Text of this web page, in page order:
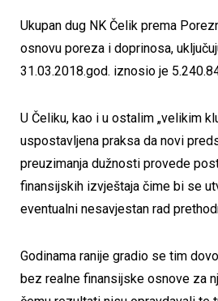
Ukupan dug NK Čelik prema
osnovu poreza i doprinosa,
31.03.2018.god. iznosio je
U Čeliku, kao i u ostalim „velikim
uspostavljena praksa da novi
preuzimanja dužnosti provede
finansijskih izvještaja čime bi se
eventualni nesavjestan rad
Godinama ranije gradio se tim
bez realne finansijske osnove za